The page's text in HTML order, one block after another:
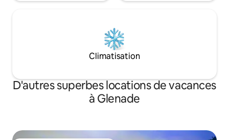
Climatisation
D'autres superbes locations de vacances
à Glenade